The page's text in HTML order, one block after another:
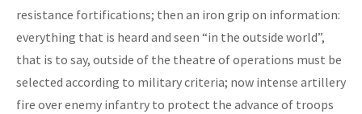
resistance fortifications; then an iron grip on information:
everything that is heard and seen “in the outside world”,
that is to say, outside of the theatre of operations must be
selected according to military criteria; now intense artillery
fire over enemy infantry to protect the advance of troops